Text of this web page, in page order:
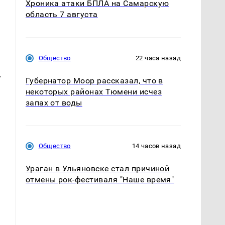
Хроника атаки БПЛА на Самарскую
область 7 августа
Общество 22 часа назад
Губернатор Моор рассказал, что в
некоторых районах Тюмени исчез
запах от воды
Общество 14 часов назад
Ураган в Ульяновске стал причиной
отмены рок-фестиваля "Наше время"